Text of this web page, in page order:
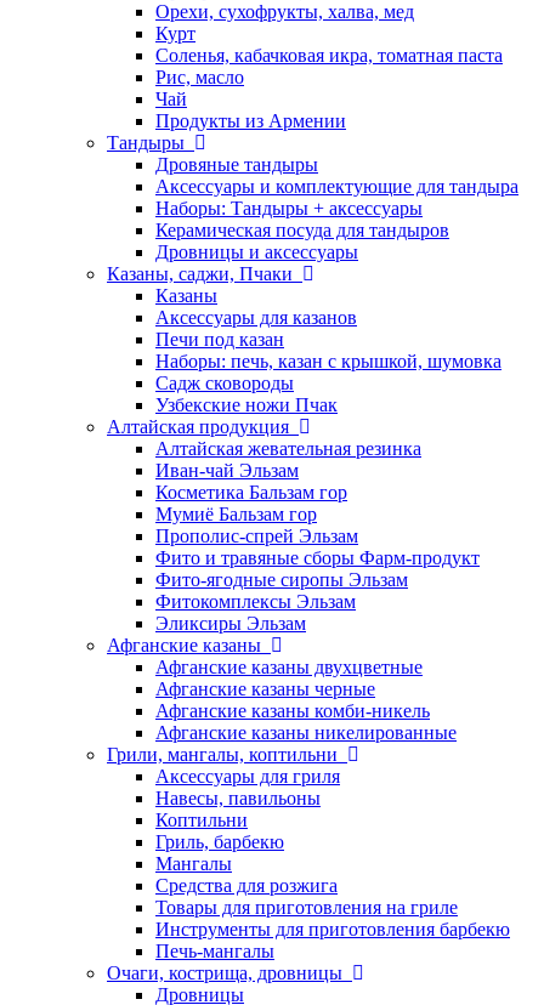
Орехи, сухофрукты, халва, мед
Курт
Соленья, кабачковая икра, томатная паста
Рис, масло
Чай
Продукты из Армении
Тандыры
Дровяные тандыры
Аксессуары и комплектующие для тандыра
Наборы: Тандыры + аксессуары
Керамическая посуда для тандыров
Дровницы и аксессуары
Казаны, саджи, Пчаки
Казаны
Аксессуары для казанов
Печи под казан
Наборы: печь, казан с крышкой, шумовка
Садж сковороды
Узбекские ножи Пчак
Алтайская продукция
Алтайская жевательная резинка
Иван-чай Эльзам
Косметика Бальзам гор
Мумиё Бальзам гор
Прополис-спрей Эльзам
Фито и травяные сборы Фарм-продукт
Фито-ягодные сиропы Эльзам
Фитокомплексы Эльзам
Эликсиры Эльзам
Афганские казаны
Афганские казаны двухцветные
Афганские казаны черные
Афганские казаны комби-никель
Афганские казаны никелированные
Грили, мангалы, коптильни
Аксессуары для гриля
Навесы, павильоны
Коптильни
Гриль, барбекю
Мангалы
Средства для розжига
Товары для приготовления на гриле
Инструменты для приготовления барбекю
Печь-мангалы
Очаги, кострища, дровницы
Дровницы